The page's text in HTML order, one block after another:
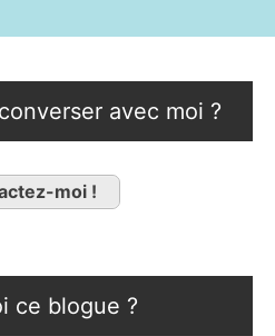
avec moi ?
moi !
ce blogue ?